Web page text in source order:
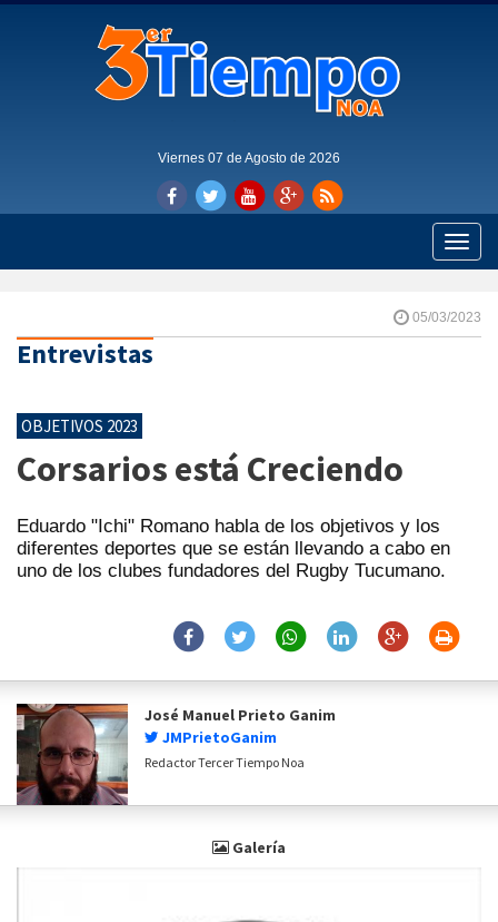
Viernes 07 de Agosto de 2026
Toggle
05/03/2023
Entrevistas
OBJETIVOS 2023
Corsarios está Creciendo
Eduardo "Ichi" Romano habla de los objetivos y los
diferentes deportes que se están llevando a cabo en
uno de los clubes fundadores del Rugby Tucumano.
José Manuel Prieto Ganim
JMPrietoGanim
Redactor Tercer Tiempo Noa
Galería